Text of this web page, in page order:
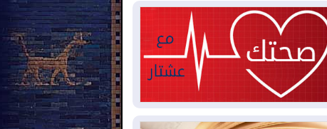
2026-08-03
العراق يؤكد مجدداً التزامه
بمنع الهجمات على الدول المجاورة
2026-08-03
العجز والاقتراض يطوقان
دينار!